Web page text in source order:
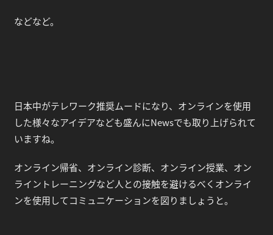
などなど。
日本中がテレワーク推奨ムードになり、オンラインを使用
した様々なアイデアなども盛んにNewsでも取り上げられて
いますね。
オンライン帰省、オンライン診断、オンライン授業、オン
ライントレーニングなど人との接触を避けるべくオンライ
ンを使用してコミュニケーションを図りましょうと。